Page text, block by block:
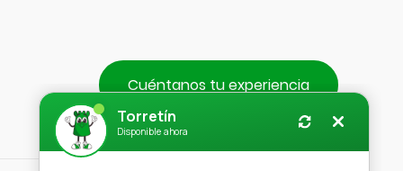
Cuéntanos tu experiencia